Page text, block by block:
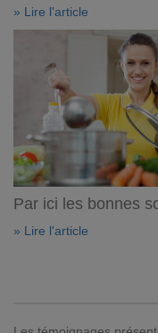
» Lire l'article
Par ici les bonnes
» Lire l'article